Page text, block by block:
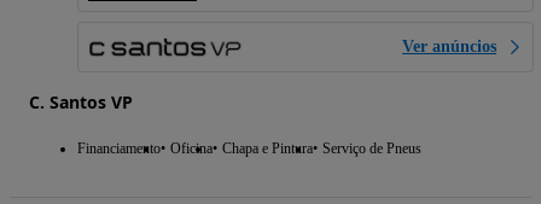
Ver anúncios
C. Santos VP
Financiamento Oficina Chapa e Pintura Serviço de Pneus